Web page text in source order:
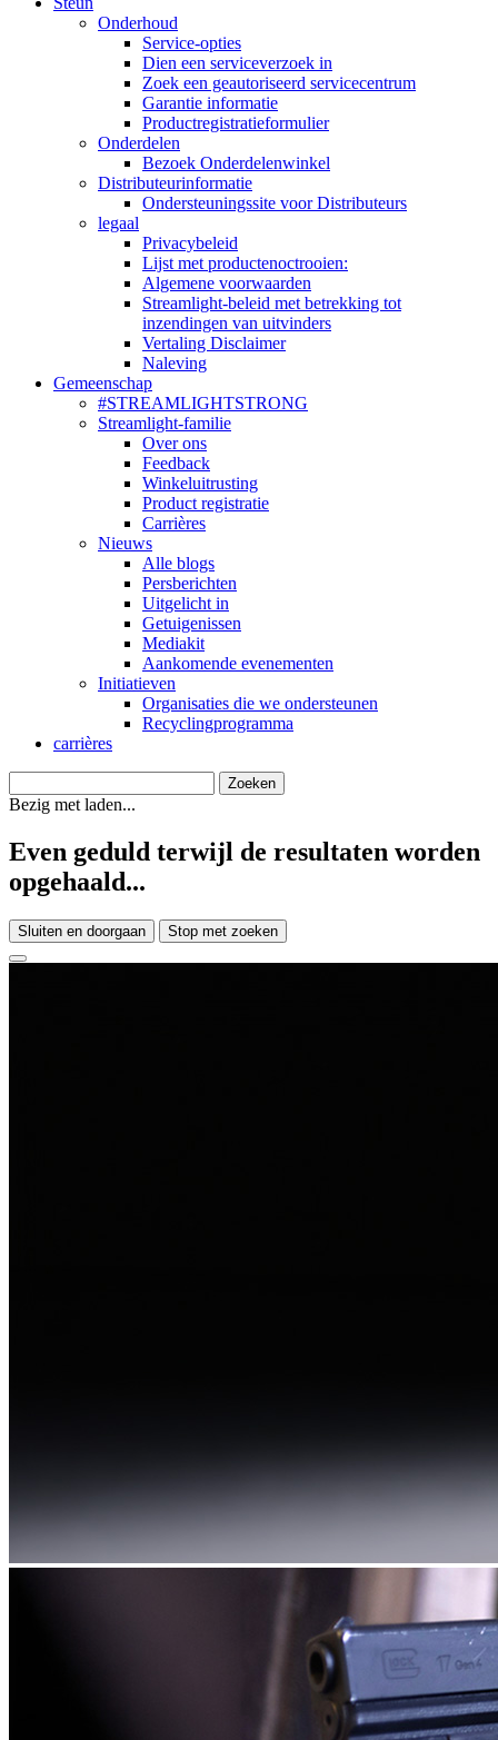
Onderhoud
Service-opties
Dien een serviceverzoek in
Zoek een geautoriseerd servicecentrum
Garantie informatie
Productregistratieformulier
Onderdelen
Bezoek Onderdelenwinkel
Distributeurinformatie
Ondersteuningssite voor Distributeurs
legaal
Privacybeleid
Lijst met productenoctrooien:
Algemene voorwaarden
Streamlight-beleid met betrekking tot
inzendingen van uitvinders
Vertaling Disclaimer
Naleving
Gemeenschap
#STREAMLIGHTSTRONG
Streamlight-familie
Over ons
Feedback
Winkeluitrusting
Product registratie
Carrières
Nieuws
Alle blogs
Persberichten
Uitgelicht in
Getuigenissen
Mediakit
Aankomende evenementen
Initiatieven
Organisaties die we ondersteunen
Recyclingprogramma
carrières
Bezig met laden...
Even geduld terwijl de resultaten worden
opgehaald...
Sluiten en doorgaan Stop met zoeken